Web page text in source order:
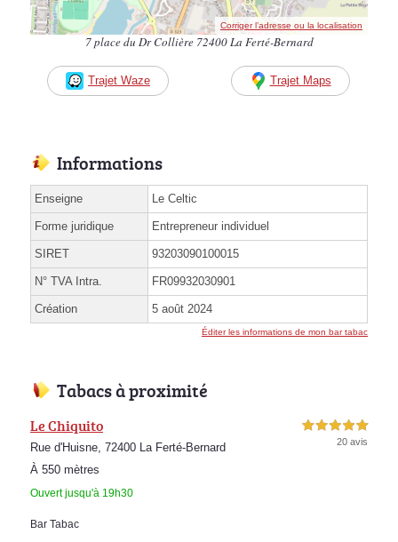
Corriger l’adresse ou la localisation
7 place du Dr Collière 72400 La Ferté-Bernard
Trajet Waze Trajet Maps
Informations
Enseigne Le Celtic
Forme juridique Entrepreneur individuel
SIRET 93203090100015
N° TVA Intra. FR09932030901
Création 5 août 2024
Éditer les informations de mon bar tabac
Tabacs à proximité
Le Chiquito
Rue d'Huisne, 72400 La Ferté-Bernard
À 550 mètres
Ouvert jusqu'à 19h30
5,0 étoiles sur 5
20 avis
Bar Tabac